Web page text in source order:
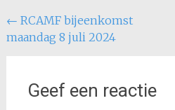
Bericht
navigatie
← RCAMF bijeenkomst
maandag 8 juli 2024
Geef een reactie